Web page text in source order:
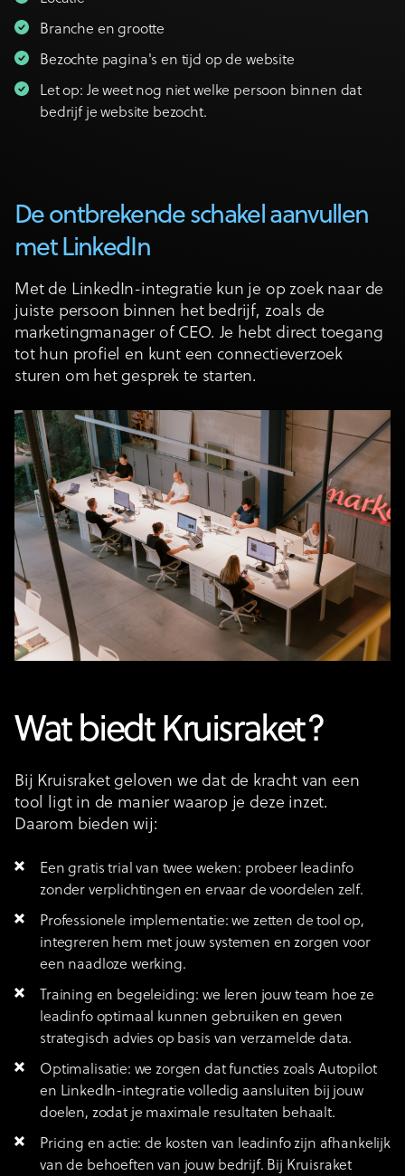
Branche en grootte
Bezochte pagina's en tijd op de website
Let op: Je weet nog niet welke persoon binnen dat
bedrijf je website bezocht.
De ontbrekende schakel aanvullen
met LinkedIn
Met de LinkedIn-integratie kun je op zoek naar de
juiste persoon binnen het bedrijf, zoals de
marketingmanager of CEO. Je hebt direct toegang
tot hun profiel en kunt een connectieverzoek
sturen om het gesprek te starten.
Wat biedt Kruisraket?
Bij Kruisraket geloven we dat de kracht van een
tool ligt in de manier waarop je deze inzet.
Daarom bieden wij:
Een gratis trial van twee weken: probeer leadinfo
zonder verplichtingen en ervaar de voordelen zelf.
Professionele implementatie: we zetten de tool op,
integreren hem met jouw systemen en zorgen voor
een naadloze werking.
Training en begeleiding: we leren jouw team hoe ze
leadinfo optimaal kunnen gebruiken en geven
strategisch advies op basis van verzamelde data.
Optimalisatie: we zorgen dat functies zoals Autopilot
en LinkedIn-integratie volledig aansluiten bij jouw
doelen, zodat je maximale resultaten behaalt.
Pricing en actie: de kosten van leadinfo zijn afhankelijk
van de behoeften van jouw bedrijf. Bij Kruisraket